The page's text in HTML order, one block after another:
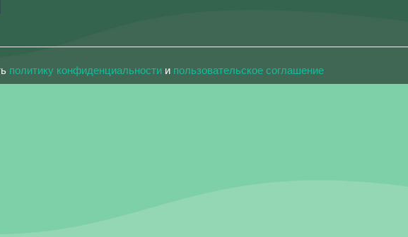
политику конфиденциальности и пользовательское соглашение